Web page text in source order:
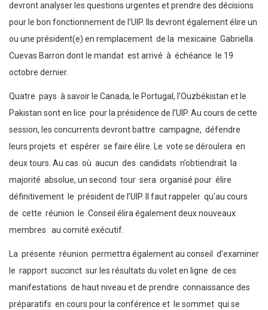
devront analyser les questions urgentes et prendre des décisions
pour le bon fonctionnement de l’UIP. Ils devront également élire un
ou une président(e) en remplacement de la mexicaine Gabriella
Cuevas Barron dont le mandat est arrivé à échéance le 19
octobre dernier.
Quatre pays à savoir le Canada, le Portugal, l’Ouzbékistan et le
Pakistan sont en lice pour la présidence de l’UIP. Au cours de cette
session, les concurrents devront battre campagne, défendre
leurs projets et espérer se faire élire. Le vote se déroulera en
deux tours. Au cas où aucun des candidats n’obtiendrait la
majorité absolue, un second tour sera organisé pour élire
définitivement le président de l’UIP. Il faut rappeler qu’au cours
de cette réunion le Conseil élira également deux nouveaux
membres au comité exécutif.
La présente réunion permettra également au conseil d’examiner
le rapport succinct sur les résultats du volet en ligne de ces
manifestations de haut niveau et de prendre connaissance des
préparatifs en cours pour la conférence et le sommet qui se